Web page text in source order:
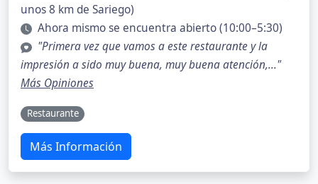
unos 8 km de Sariego)
Ahora mismo se encuentra abierto (10:00–5:30)
"Primera vez que vamos a este restaurante y la
impresión a sido muy buena, muy buena atención,..."
Más Opiniones
Restaurante
Más Información